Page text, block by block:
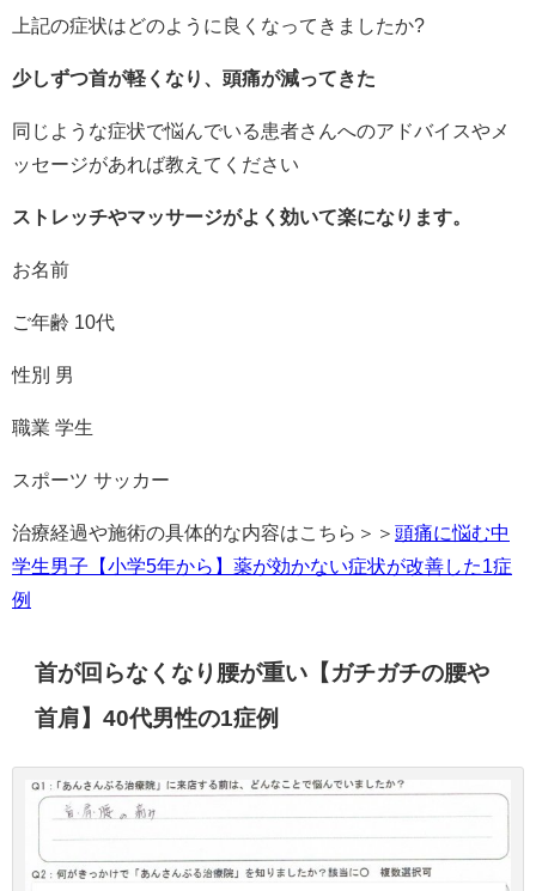
上記の症状はどのように良くなってきましたか?
少しずつ首が軽くなり、頭痛が減ってきた
同じような症状で悩んでいる患者さんへのアドバイスやメ
ッセージがあれば教えてください
ストレッチやマッサージがよく効いて楽になります。
お名前
ご年齢 10代
性別 男
職業 学生
スポーツ サッカー
治療経過や施術の具体的な内容はこちら＞＞ 頭痛に悩む中
学生男子【小学5年から】薬が効かない症状が改善した1症
例
首が回らなくなり腰が重い【ガチガチの腰や
首肩】40代男性の1症例